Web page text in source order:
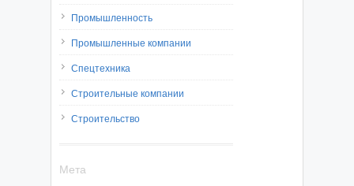
Промышленность
Промышленные компании
Спецтехника
Строительные компании
Строительство
Мета